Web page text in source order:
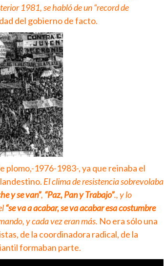
1981, se habló de un “record de
del gobierno de facto.
plomo,-1976-1983-, ya que reinaba el
El clima de resistencia sobrevolaba
y se van”, “Paz, Pan y Trabajo”., y lo
“se va a acabar, se va acabar esa costumbre
y cada vez eran más. No era sólo una
de la coordinadora radical, de la
formaban parte.